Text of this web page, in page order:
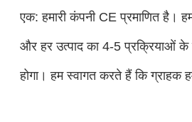
एक: हमारी कंपनी CE प्रमाणित है।
और हर उत्पाद का 4-5 प्रक्रियाओं के
होगा। हम स्वागत करते हैं कि ग्राहक